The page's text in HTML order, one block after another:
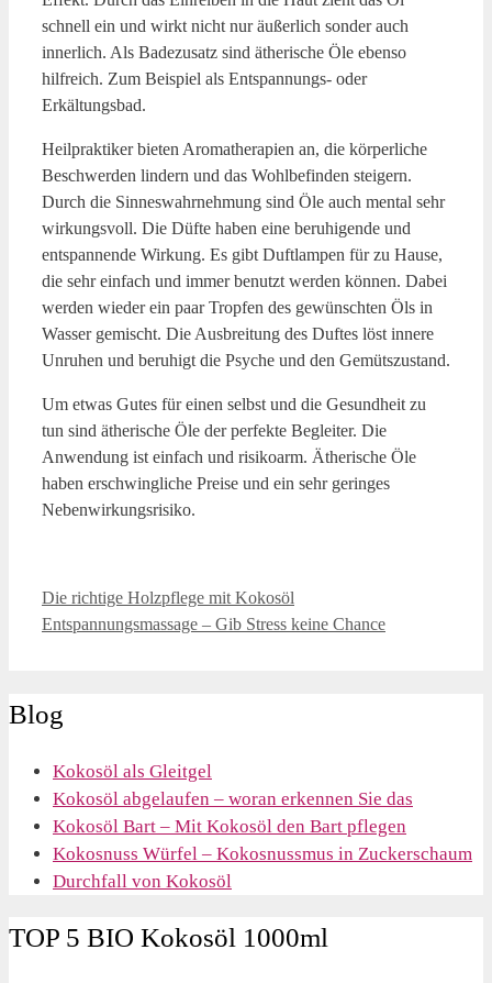
schnell ein und wirkt nicht nur äußerlich sonder auch
innerlich. Als Badezusatz sind ätherische Öle ebenso
hilfreich. Zum Beispiel als Entspannungs- oder
Erkältungsbad.
Heilpraktiker bieten Aromatherapien an, die körperliche
Beschwerden lindern und das Wohlbefinden steigern.
Durch die Sinneswahrnehmung sind Öle auch mental sehr
wirkungsvoll. Die Düfte haben eine beruhigende und
entspannende Wirkung. Es gibt Duftlampen für zu Hause,
die sehr einfach und immer benutzt werden können. Dabei
werden wieder ein paar Tropfen des gewünschten Öls in
Wasser gemischt. Die Ausbreitung des Duftes löst innere
Unruhen und beruhigt die Psyche und den Gemütszustand.
Um etwas Gutes für einen selbst und die Gesundheit zu
tun sind ätherische Öle der perfekte Begleiter. Die
Anwendung ist einfach und risikoarm. Ätherische Öle
haben erschwingliche Preise und ein sehr geringes
Nebenwirkungsrisiko.
Die richtige Holzpflege mit Kokosöl
Entspannungsmassage – Gib Stress keine Chance
Blog
Kokosöl als Gleitgel
Kokosöl abgelaufen – woran erkennen Sie das
Kokosöl Bart – Mit Kokosöl den Bart pflegen
Kokosnuss Würfel – Kokosnussmus in Zuckerschaum
Durchfall von Kokosöl
TOP 5 BIO Kokosöl 1000ml